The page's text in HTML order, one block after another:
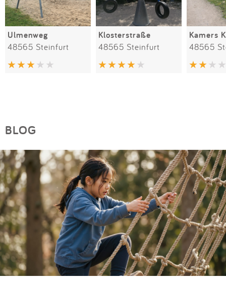
Ulmenweg
48565 Steinfurt
Klosterstraße
48565 Steinfurt
Kamers
48565
BLOG